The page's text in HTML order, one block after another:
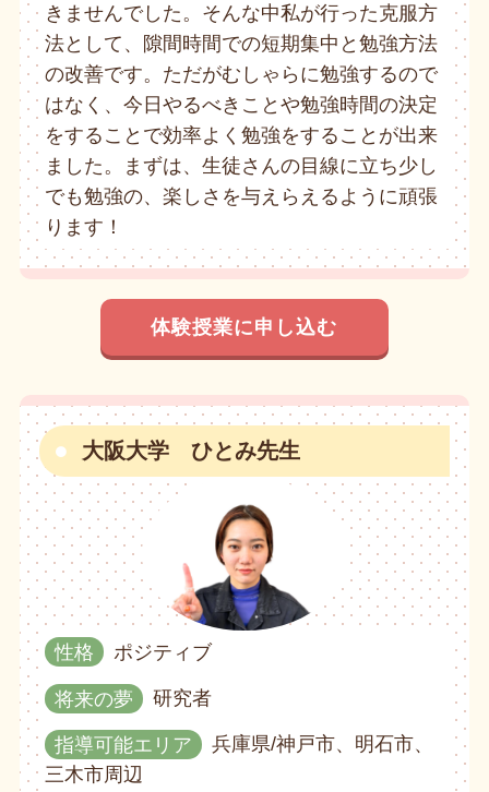
きませんでした。そんな中私が行った克服方
法として、隙間時間での短期集中と勉強方法
の改善です。ただがむしゃらに勉強するので
はなく、今日やるべきことや勉強時間の決定
をすることで効率よく勉強をすることが出来
ました。まずは、生徒さんの目線に立ち少し
でも勉強の、楽しさを与えらえるように頑張
ります！
体験授業に申し込む
大阪大学 ひとみ先生
性格 ポジティブ
将来の夢 研究者
指導可能エリア
兵庫県/神戸市、明石市、
三木市周辺